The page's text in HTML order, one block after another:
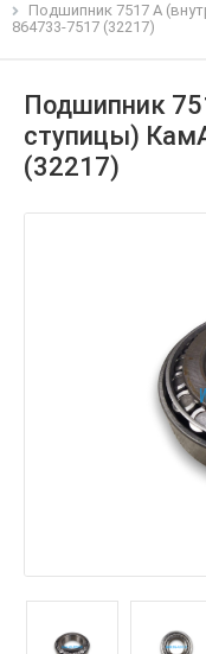
Подшипник 7517 А
864733-7517 (32217)
Подшипник
ступицы)
(32217)